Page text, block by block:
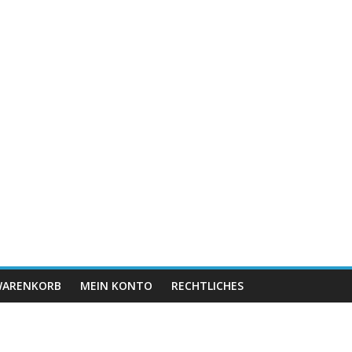
MEIN KONTO RECHTLICHES